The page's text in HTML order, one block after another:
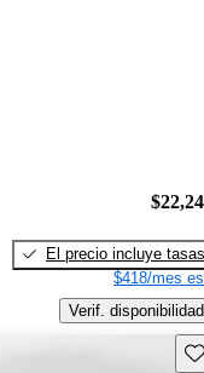
El precio incluye tasas
$418/mes
Verif. disponibilidad